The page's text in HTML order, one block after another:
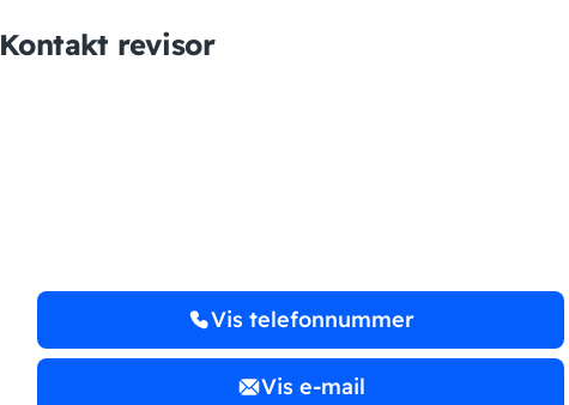
Kontakt revisor
Vis telefonnummer
Vis e-mail